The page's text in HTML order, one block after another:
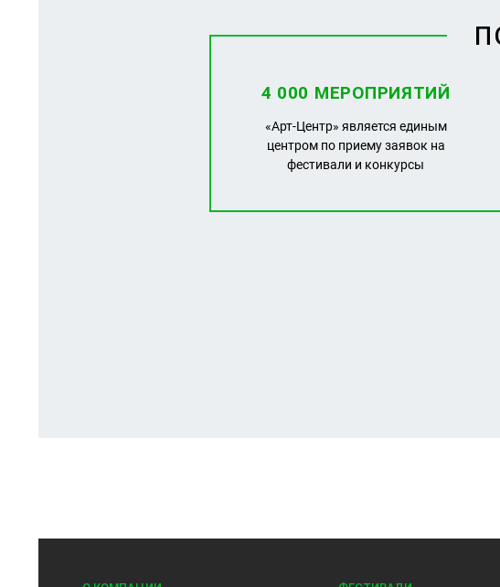
4 000 МЕРОПРИЯТИЙ
«Арт-Центр» является единым
центром по приему заявок на
фестивали и конкурсы